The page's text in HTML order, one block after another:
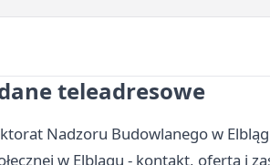
teleadresowe
Nadzoru Budowlanego w
w Elblągu - kontakt, oferta i